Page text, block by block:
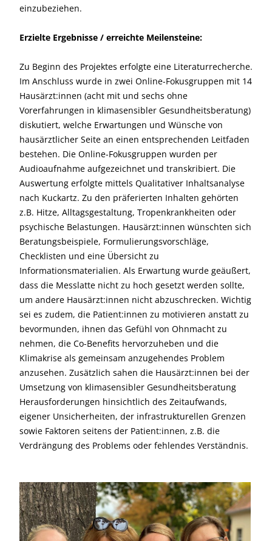
einzubeziehen.
Erzielte Ergebnisse / erreichte Meilensteine:
Zu Beginn des Projektes erfolgte eine Literaturrecherche.
Im Anschluss wurde in zwei Online-Fokusgruppen mit 14
Hausärzt:innen (acht mit und sechs ohne
Vorerfahrungen in klimasensibler Gesundheitsberatung)
diskutiert, welche Erwartungen und Wünsche von
hausärztlicher Seite an einen entsprechenden Leitfaden
bestehen. Die Online-Fokusgruppen wurden per
Audioaufnahme aufgezeichnet und transkribiert. Die
Auswertung erfolgte mittels Qualitativer Inhaltsanalyse
nach Kuckartz. Zu den präferierten Inhalten gehörten
z.B. Hitze, Alltagsgestaltung, Tropenkrankheiten oder
psychische Belastungen. Hausärzt:innen wünschten sich
Beratungsbeispiele, Formulierungsvorschläge,
Checklisten und eine Übersicht zu
Informationsmaterialien. Als Erwartung wurde geäußert,
dass die Messlatte nicht zu hoch gesetzt werden sollte,
um andere Hausärzt:innen nicht abzuschrecken. Wichtig
sei es zudem, die Patient:innen zu motivieren anstatt zu
bevormunden, ihnen das Gefühl von Ohnmacht zu
nehmen, die Co-Benefits hervorzuheben und die
Klimakrise als gemeinsam anzugehendes Problem
anzusehen. Zusätzlich sahen die Hausärzt:innen bei der
Umsetzung von klimasensibler Gesundheitsberatung
Herausforderungen hinsichtlich des Zeitaufwands,
eigener Unsicherheiten, der infrastrukturellen Grenzen
sowie Faktoren seitens der Patient:innen, z.B. die
Verdrängung des Problems oder fehlendes Verständnis.